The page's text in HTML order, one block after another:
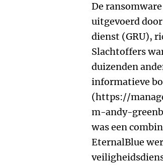
De
uitgevoerd door
dienst (GRU),
Slachtoffers
duizenden
informatieve
(https://
m-andy-
was een
EternalBlue